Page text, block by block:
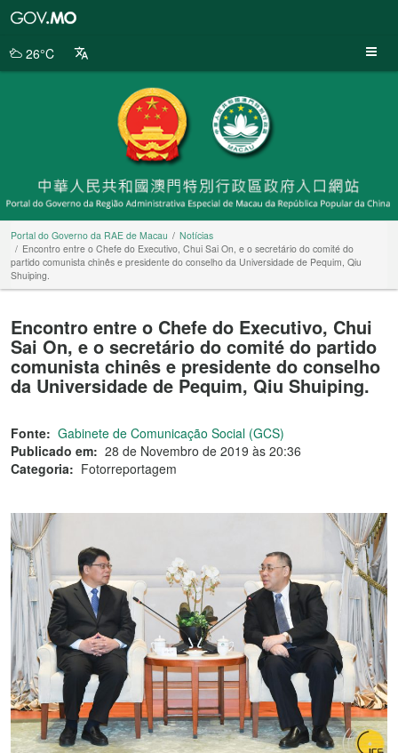
da
26°C
Portal do Governo da RAE de Macau
Notícias
Encontro entre o Chefe do Executivo, Chui Sai On, e o secretário do comité do
partido comunista chinês e presidente do conselho da Universidade de Pequim, Qiu
Shuiping.
Encontro entre o Chefe do Executivo, Chui
Sai On, e o secretário do comité do partido
comunista chinês e presidente do conselho
da Universidade de Pequim, Qiu Shuiping.
Fonte: Gabinete de Comunicação Social (GCS)
Publicado em: 28 de Novembro de 2019 às 20:36
Categoria: Fotorreportagem